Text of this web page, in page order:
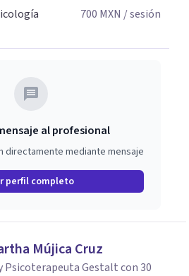
700 MXN / sesión
al profesional
directamente mediante mensaje
perfil completo
Mújica Cruz
Psicoterapeuta Gestalt con 30